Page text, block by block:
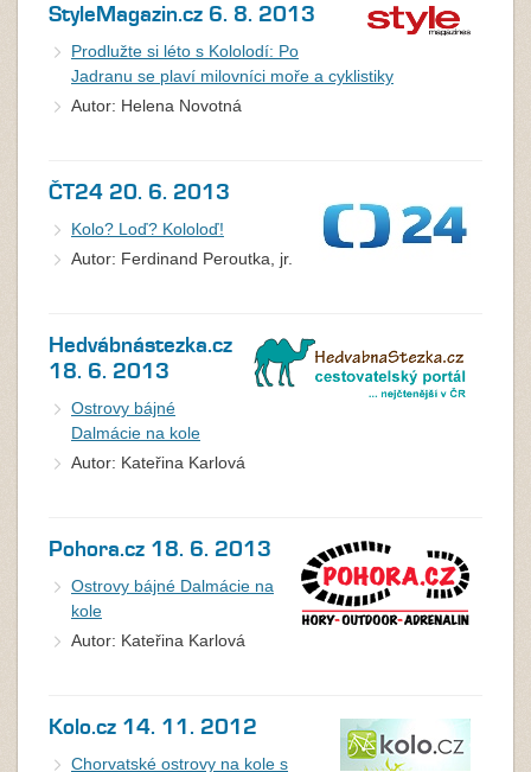
StyleMagazin.cz 6. 8. 2013
Prodlužte si léto s Kololodí: Po
Jadranu se plaví milovníci moře a cyklistiky
Autor: Helena Novotná
ČT24 20. 6. 2013
Kolo? Loď? Kololoď!
Autor: Ferdinand Peroutka, jr.
Hedvábnástezka.cz
18. 6. 2013
Ostrovy bájné
Dalmácie na kole
Autor: Kateřina Karlová
Pohora.cz 18. 6. 2013
Ostrovy bájné Dalmácie na
kole
Autor: Kateřina Karlová
Kolo.cz 14. 11. 2012
Chorvatské ostrovy na kole s